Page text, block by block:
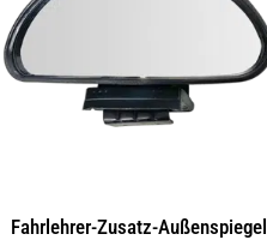
Fahrlehrer-Zusatz-Außen­spiegel